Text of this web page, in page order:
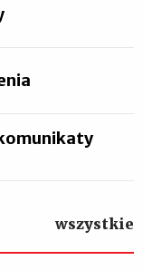
wszystkie